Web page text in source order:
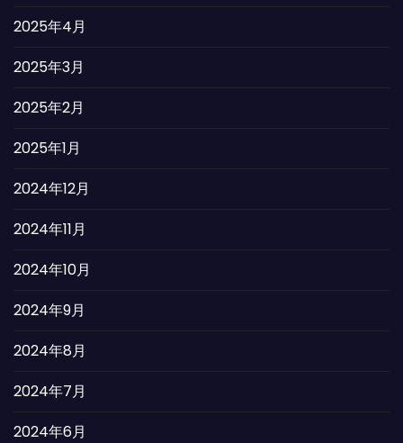
2025年4月
2025年3月
2025年2月
2025年1月
2024年12月
2024年11月
2024年10月
2024年9月
2024年8月
2024年7月
2024年6月